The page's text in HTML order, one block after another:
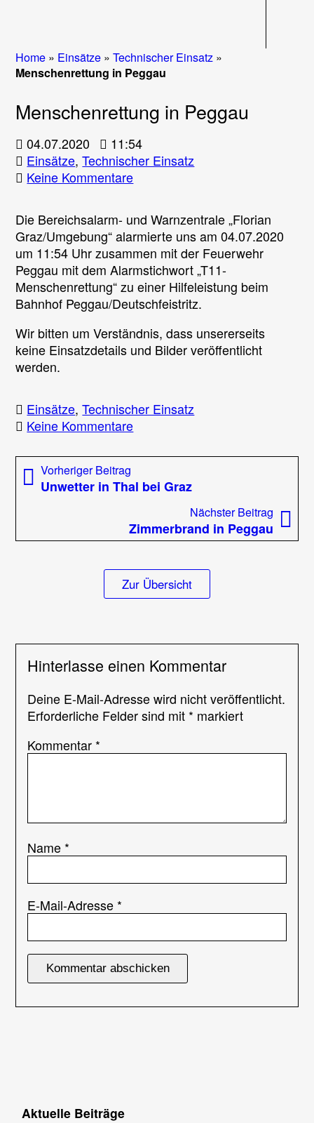
Home » Einsätze »Technischer Einsatz »
Menschenrettung in Peggau
Menschenrettung in Peggau
04.07.2020
11:54
Einsätze,Technischer Einsatz
Keine Kommentarezu
Peggau
Die Bereichsalarm- und Warnzentrale „Florian
Graz/Umgebung“ alarmierte uns am 04.07.2020
um 11:54 Uhr zusammen mit der Feuerwehr
Peggau mit dem Alarmstichwort „T11-
Menschenrettung“ zu einer Hilfeleistung beim
Bahnhof Peggau/Deutschfeistritz.
Wir bitten um Verständnis, dass unsererseits
keine Einsatzdetails und Bilder veröffentlicht
werden.
Einsätze,Technischer Einsatz
Keine Kommentarezu
in
Beitragsnavigation
Vorheriger Beitrag
Beitrag:
Unwetter in Thal bei Graz
Nächster Beitrag
Zimmerbrand in Peggau
Zur Übersicht
Hinterlasse einen Kommentar
Deine E-Mail-Adresse wird nicht veröffentlicht.
Erforderliche Felder sind mit * markiert
Kommentar *
Name *
E-Mail-Adresse *
Aktuelle Beiträge